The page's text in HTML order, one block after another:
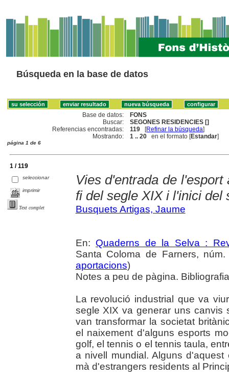
Búsqueda en la base de datos
Base de datos:
FONS
Buscar:
SEGONES RESIDENCIES []
Referencias encontradas:
119 [Refinar la búsqueda]
Mostrando:
1 .. 20 en el formato [Estandar]
página 1 de 6
1 / 119
seleccionar
imprimir
Text complet
Vies d'entrada de
fi del segle XIX i l'inici del
Busquets Artigas, Jaume
En: Quaderns de la Selva :
Santa Coloma de Farners,
aportacions)
Notes a peu de pàgina.
La revolució industrial que va
segle XIX va generar uns canvis
van transformar la societat
el naixement d'alguns esports
golf, el tennis o el tennis taula,
a nivell mundial. Alguns
mà d'estrangers residents al